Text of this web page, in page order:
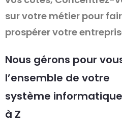
sur votre métier pour
prospérer votre
Nous gérons pour
l’ensemble de votre
système
à Z